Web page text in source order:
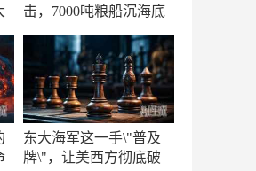
击，7000吨粮船沉海底
东大海军这一手\"普及
牌\"，让美西方彻底破